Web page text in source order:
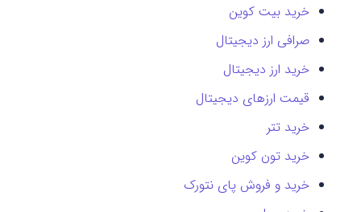
خرید بیت کوین
صرافی ارز دیجیتال
خرید ارز دیجیتال
قیمت ارزهای دیجیتال
خرید تتر
خرید تون کوین
خرید و فروش پای نتورک